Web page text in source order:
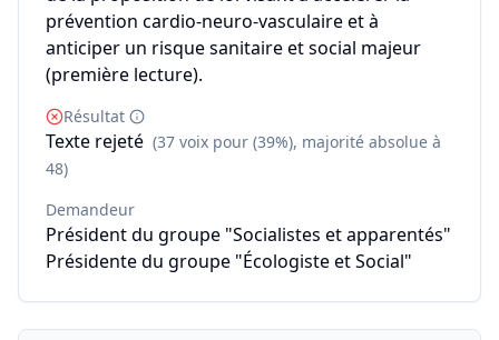
prévention cardio-neuro-vasculaire et à
anticiper un risque sanitaire et social majeur
(première lecture).
Résultat
Texte rejeté (37 voix pour (39%), majorité absolue à
48)
Demandeur
Président du groupe "Socialistes et apparentés"
Présidente du groupe "Écologiste et Social"